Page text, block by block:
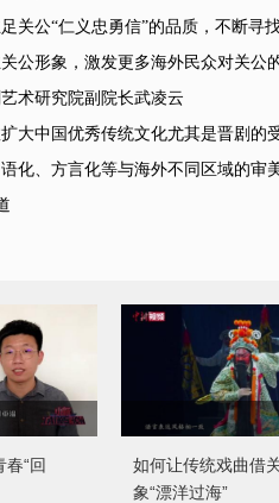
公“仁义忠勇信”的品质，不断寻
公形象，激发更多海外民众对关公
研究院副院长武凌云
中国优秀传统文化尤其是晋剧的
化、方言化等与海外不同区域的
“回
如何让传统戏曲借
象“漂洋过海”